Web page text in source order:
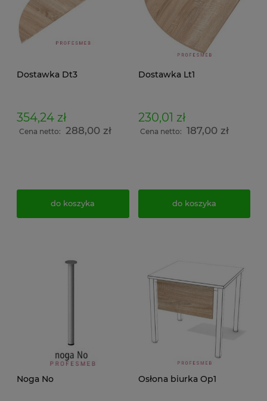
Dostawka Dt3
354,24 zł
Cena netto: 288,00 zł
do koszyka
Dostawka Lt1
230,01 zł
Cena netto: 187,00 zł
do koszyka
Noga No Osłona biurka Op1